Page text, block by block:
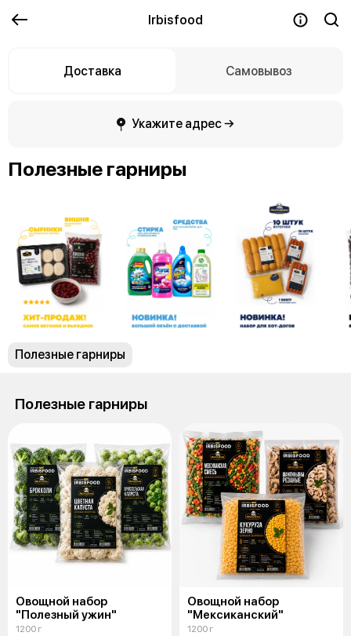
Irbisfood
Доставка Самовывоз
Укажите адрес →
Полезные гарниры
Полезные гарниры
Полезные гарниры
Овощной набор
"Полезный ужин"
1200 г
Овощной набор
"Мексиканский"
1200 г